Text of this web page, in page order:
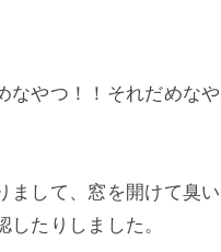
なやつ！！それだめなや
して、窓を開けて臭
たりしました。